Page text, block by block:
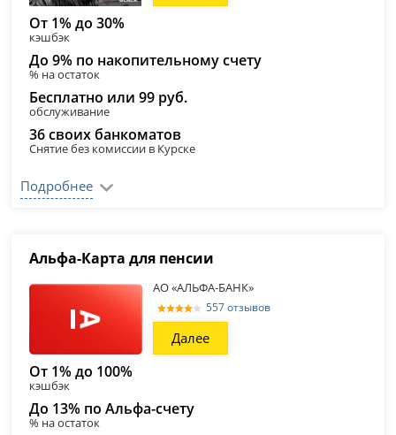
От 1% до 30%
кэшбэк
До 9% по накопительному счету
% на остаток
Бесплатно или 99 руб.
обслуживание
36 своих банкоматов
Снятие без комиссии в Курске
Подробнее
Альфа-Карта для пенсии
АО «АЛЬФА-БАНК»
557 отзывов
Далее
От 1% до 100%
кэшбэк
До 13% по Альфа-счету
% на остаток